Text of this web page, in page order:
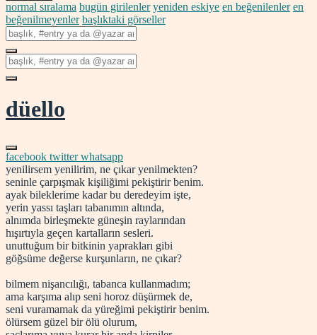
normal sıralama bugün girilenler yeniden eskiye en beğenilenler en
beğenilmeyenler başlıktaki görseller
düello
facebook twitterwhatsapp
yenilirsem yenilirim, ne çıkar yenilmekten?
seninle çarpışmak kişiliğimi pekiştirir benim.
ayak bileklerime kadar bu deredeyim işte,
yerin yassı taşları tabanımın altında,
alnımda birleşmekte güneşin raylarından
hışırtıyla geçen kartalların sesleri.
unuttuğum bir bitkinin yaprakları gibi
göğsüme değerse kurşunların, ne çıkar?
bilmem nişancılığı, tabanca kullanmadım;
ama karşıma alıp seni horoz düşürmek de,
seni vuramamak da yüreğimi pekiştirir benim.
ölürsem güzel bir ölü olurum,